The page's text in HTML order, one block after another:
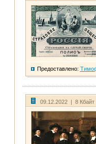
Предоставлено:
09.12.2022 | 8